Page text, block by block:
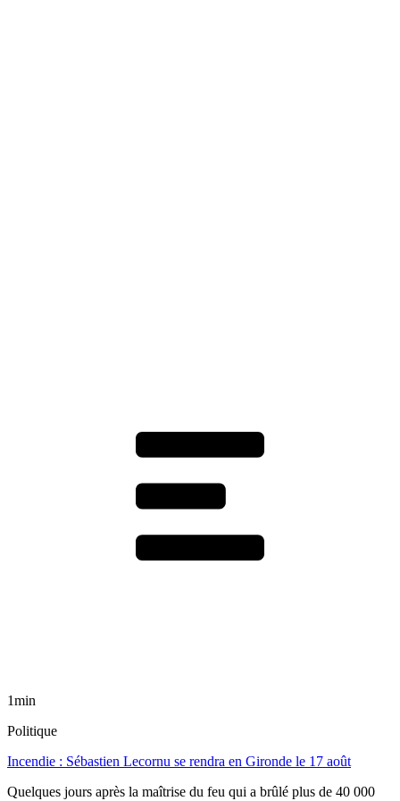
1min
Politique
Incendie : Sébastien Lecornu se rendra en Gironde le 17 août
Quelques jours après la maîtrise du feu qui a brûlé plus de 40 000